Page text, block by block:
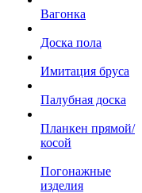
Вагонка
Доска пола
Имитация бруса
Палубная доска
Планкен прямой/
косой
Погонажные
изделия